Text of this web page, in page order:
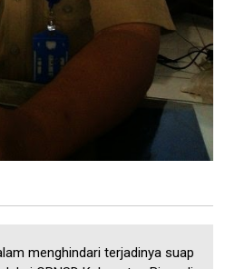
menghindari terjadinya suap